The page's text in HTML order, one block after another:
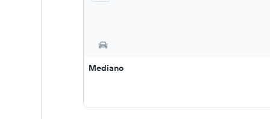
Mediano